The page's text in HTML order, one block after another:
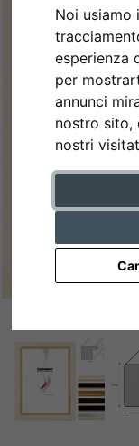
Noi usiamo
esperienza
per
annunci
nostro sito,
nostri
Indietro